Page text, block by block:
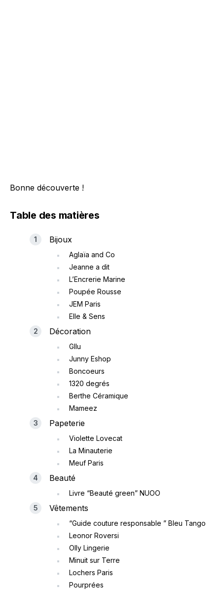
Bonne découverte !
Table des matières
Bijoux
Aglaïa and Co
Jeanne a dit
L’Encrerie Marine
Poupée Rousse
JEM Paris
Elle & Sens
Décoration
Gllu
Junny Eshop
Boncoeurs
1320 degrés
Berthe Céramique
Mameez
Papeterie
Violette Lovecat
La Minauterie
Meuf Paris
Beauté
Livre “Beauté green” NUOO
Vêtements
“Guide couture responsable ” Bleu Tango
Leonor Roversi
Olly Lingerie
Minuit sur Terre
Lochers Paris
Pourprées